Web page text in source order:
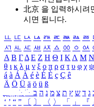
北京 을 입력하시려
시면 됩니다.
ㅥ ㅦ ㅧ ㅨ ㅩ ㅪ ㅫ ㅬ ㅭ
ㅺ ㅻ ㅼ ㅽ ㅾ ㅿ ㆀ ㆁ ㆂ
Α Β ΓΔ Ε Ζ Η Θ Ι ΚΛ Μ Ν
θ ι κ λ μ ν ξ ο π ρ σ τ υ φ χ ψ
á à Á À é è É È ç Ç ê
Ä Ö Ü ä ö ü ß
ִֶֹ ֻּ ׁׂ ג ד ש ץ ת צ מ נ ה ב
‘ ’ “ ” 〔 〕 〈 〉 「 」 『